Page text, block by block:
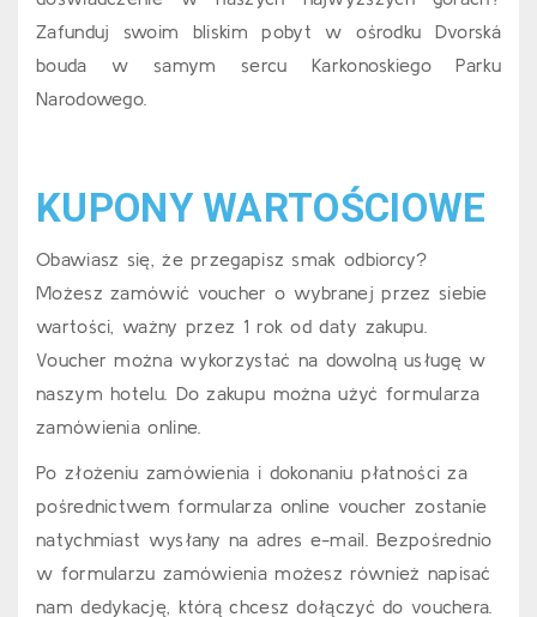
Zafunduj swoim bliskim pobyt w ośrodku Dvorská
bouda w samym sercu Karkonoskiego Parku
Narodowego.
KUPONY WARTOŚCIOWE
Obawiasz się, że przegapisz smak odbiorcy?
Możesz zamówić voucher o wybranej przez siebie
wartości, ważny przez 1 rok od daty zakupu.
Voucher można wykorzystać na dowolną usługę w
naszym hotelu. Do zakupu można użyć formularza
zamówienia online.
Po złożeniu zamówienia i dokonaniu płatności za
pośrednictwem formularza online voucher zostanie
natychmiast wysłany na adres e-mail. Bezpośrednio
w formularzu zamówienia możesz również napisać
nam dedykację, którą chcesz dołączyć do vouchera.